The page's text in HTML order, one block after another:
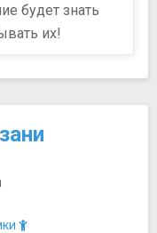
будет знать
их!